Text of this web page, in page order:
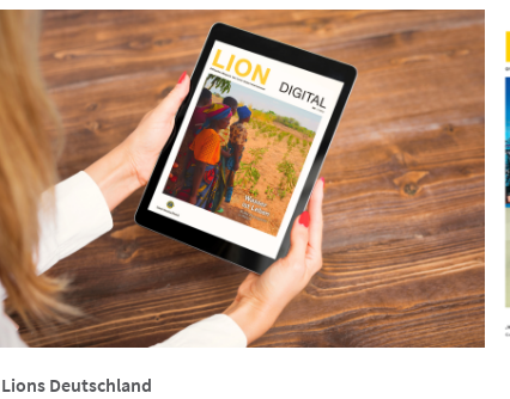
Lions Deutschland